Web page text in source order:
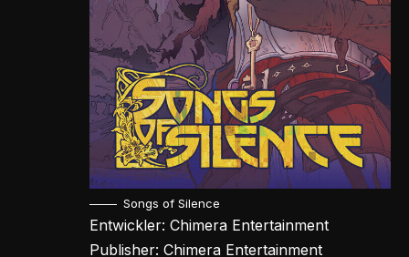
Songs of Silence
Entwickler: Chimera Entertainment
Publisher: Chimera Entertainment